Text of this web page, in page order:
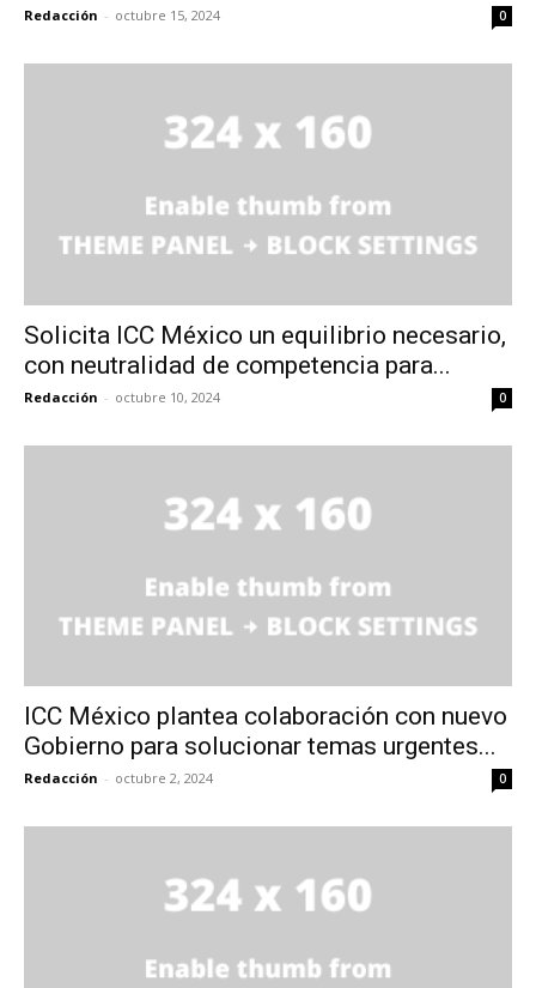
Redacción - octubre 15, 2024 0
Solicita ICC México un equilibrio necesario,
con neutralidad de competencia para...
Redacción - octubre 10, 2024 0
ICC México plantea colaboración con nuevo
Gobierno para solucionar temas urgentes...
Redacción - octubre 2, 2024 0